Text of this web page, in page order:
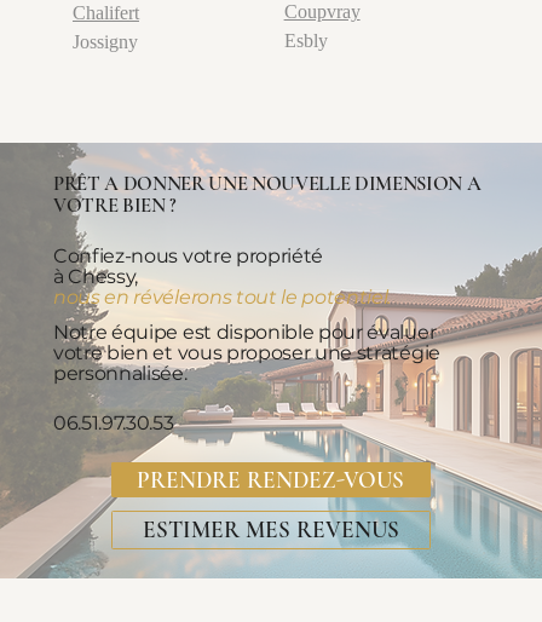
Chalifert
Jossigny
Coupvray
Esbly
PRÊT A DONNER UNE NOUVELLE DIMENSION A
VOTRE BIEN ?
Confiez-nous votre propriété
à Chessy,
nous en révélerons tout le potentiel.
Notre équipe est disponible pour évaluer
votre bien et vous proposer une stratégie
personnalisée.
06.51.97.30.53
PRENDRE RENDEZ-VOUS
ESTIMER MES REVENUS